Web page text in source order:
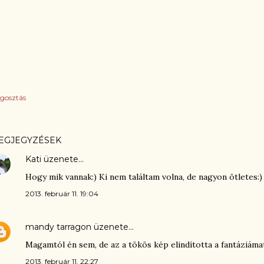
Kati üzenete…
Hogy mik vannak:) Ki nem találtam volna, de nagyon ötletes:)
2013. február 11. 19:04
mandy tarragon üzenete…
Magamtól én sem, de az a tökös kép elindította a
2013. február 11. 22:27